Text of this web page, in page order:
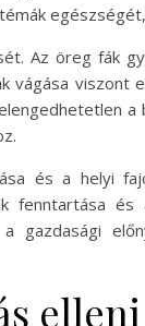
Az öreg fák
viszont
és a helyi
fenntartása